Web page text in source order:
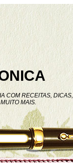
COM RECEITAS, DICAS,
MAIS.